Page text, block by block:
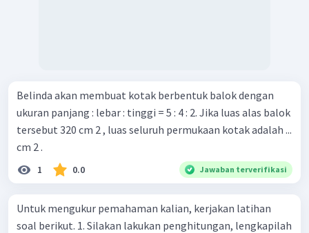
Belinda akan membuat kotak berbentuk balok dengan
ukuran panjang : lebar : tinggi = 5 : 4 : 2. Jika luas alas balok
tersebut 320 cm 2 , luas seluruh permukaan kotak adalah ...
cm 2 .
1 0.0 Jawaban terverifikasi
Untuk mengukur pemahaman kalian, kerjakan latihan
soal berikut. 1. Silakan lakukan penghitungan, lengkapilah